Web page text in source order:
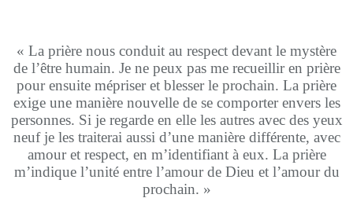
« La prière nous conduit au respect devant le mystère
de l’être humain. Je ne peux pas me recueillir en prière
pour ensuite mépriser et blesser le prochain. La prière
exige une manière nouvelle de se comporter envers les
personnes. Si je regarde en elle les autres avec des yeux
neuf je les traiterai aussi d’une manière différente, avec
amour et respect, en m’identifiant à eux. La prière
m’indique l’unité entre l’amour de Dieu et l’amour du
prochain. »